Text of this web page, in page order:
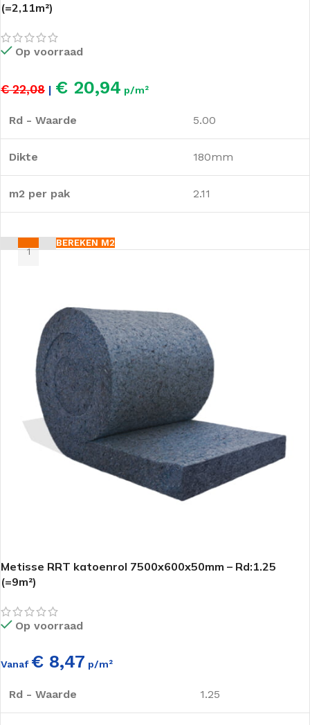
(=2,11m²)
Op voorraad
€ 22,08 | € 20,94 p/m²
Rd - Waarde 5.00
Dikte 180mm
m2 per pak 2.11
BEREKEN M2
Metisse RRT katoenrol 7500x600x50mm – Rd:1.25
(=9m²)
Op voorraad
Vanaf € 8,47 p/m²
Rd - Waarde 1.25